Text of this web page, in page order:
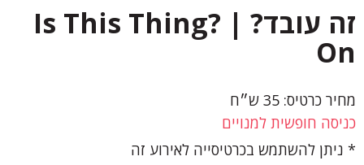
זה עובד? | ?Is This Thing
On
מחיר כרטיס: 35 ש״ח
כניסה חופשית למנויים
ניתן להשתמש בכרטיסייה לאירוע זה